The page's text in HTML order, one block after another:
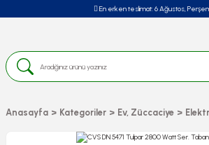
En erken teslimat: 6 Ağustos,
Anasayfa Kategoriler Ev, Züccaciye